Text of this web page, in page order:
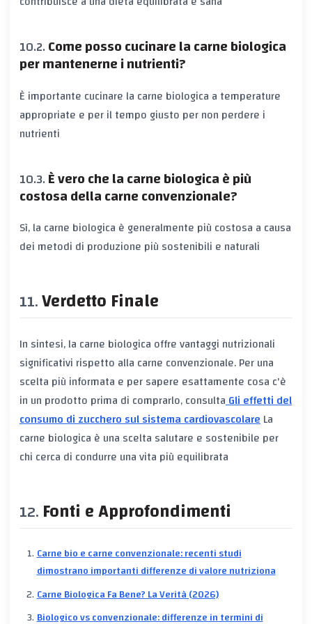
Come posso cucinare la carne biologica
per mantenerne i nutrienti?
È importante cucinare la carne biologica a temperature
appropriate e per il tempo giusto per non perdere i
nutrienti
È vero che la carne biologica è più
costosa della carne convenzionale?
Sì, la carne biologica è generalmente più costosa a causa
dei metodi di produzione più sostenibili e naturali
Verdetto Finale
In sintesi, la carne biologica offre vantaggi nutrizionali
significativi rispetto alla carne convenzionale. Per una
scelta più informata e per sapere esattamente cosa c'è
in un prodotto prima di comprarlo, consultaGli effetti del
consumo di zucchero sul sistema cardiovascolareLa
carne biologica è una scelta salutare e sostenibile per
chi cerca di condurre una vita più equilibrata
Fonti e Approfondimenti
Carne bio e carne convenzionale: recenti studi
dimostrano importanti differenze di valore nutriziona
Carne Biologica Fa Bene? La Verità (2026)
Biologico vs convenzionale: differenze in termini di